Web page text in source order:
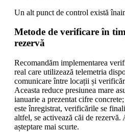
Un alt punct de control există
Metode de verificare în
rezervă
Recomandăm implementarea
real care utilizează telemetria
comunicare între locații și
Aceasta reduce presiunea mare
ianuarie a prezentat cifre
este înregistrat, verificările se
altfel, se activează căi de
așteptare mai scurte.